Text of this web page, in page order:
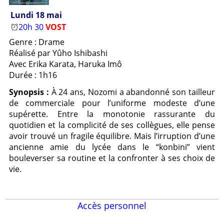
Lundi 18 mai
20h 30VOST
Genre : Drame
Réalisé par Yûho Ishibashi
Avec Erika Karata, Haruka Imô
Durée : 1h16
Synopsis : À 24 ans, Nozomi a abandonné son tailleur
de commerciale pour l’uniforme modeste d’une
supérette. Entre la monotonie rassurante du
quotidien et la complicité de ses collègues, elle pense
avoir trouvé un fragile équilibre. Mais l’irruption d’une
ancienne amie du lycée dans le “konbini” vient
bouleverser sa routine et la confronter à ses choix de
vie.
Accès personnel